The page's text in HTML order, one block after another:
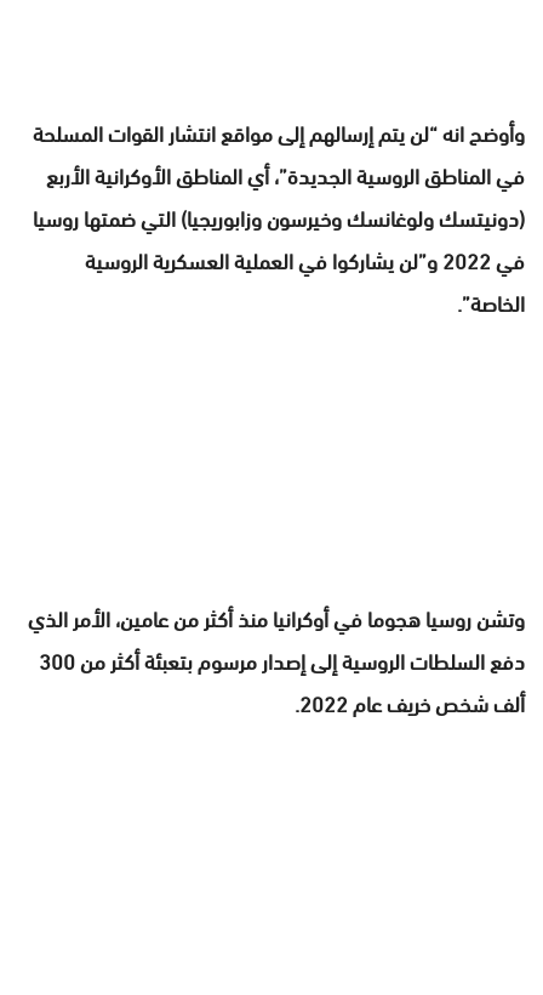
وأوضح انه “لن يتم إرسالهم إلى مواقع انتشار القوات المسلحة
في المناطق الروسية الجديدة”، أي المناطق الأوكرانية الأربع
(دونيتسك ولوغانسك وخيرسون وزابوريجيا) التي ضمتها روسيا
في 2022 و”لن يشاركوا في العملية العسكرية الروسية
الخاصة”.
وتشن روسيا هجوما في أوكرانيا منذ أكثر من عامين، الأمر الذي
دفع السلطات الروسية إلى إصدار مرسوم بتعبئة أكثر من 300
ألف شخص خريف عام 2022.